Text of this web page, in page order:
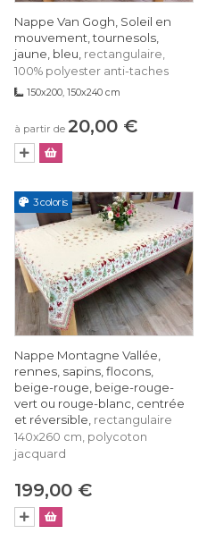
Nappe Van Gogh, Soleil en
mouvement, tournesols,
jaune, bleu, rectangulaire,
100% polyester anti-taches
150x200, 150x240 cm
à partir de 20,00 €
3 coloris
Nappe Montagne Vallée,
rennes, sapins, flocons,
beige-rouge, beige-rouge-
vert ou rouge-blanc, centrée
et réversible, rectangulaire
140x260 cm, polycoton
jacquard
199,00 €